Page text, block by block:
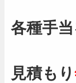
各種手
見積もり